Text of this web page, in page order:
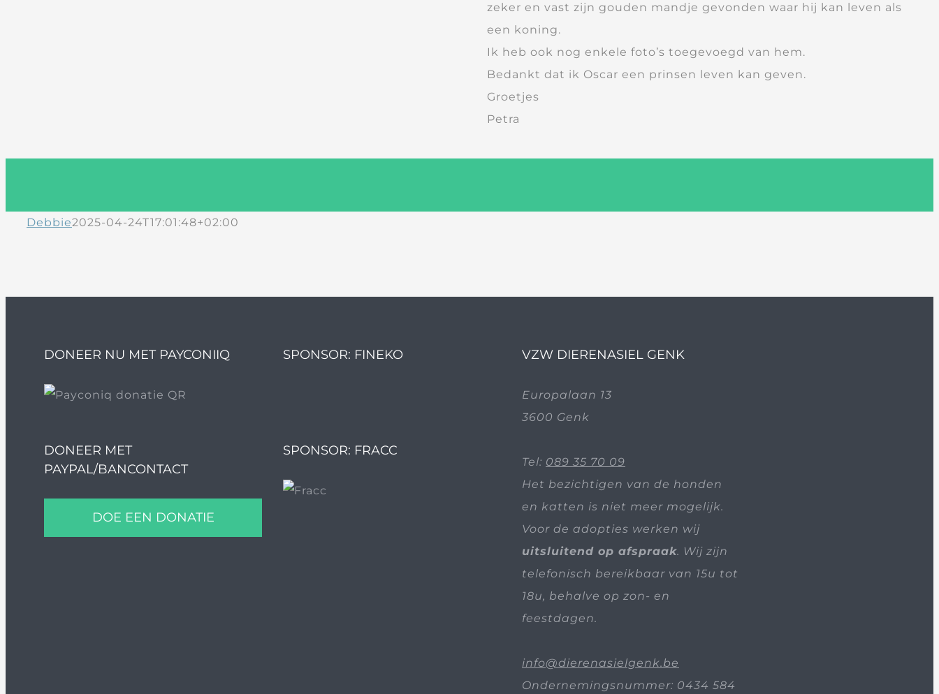
zeker en vast zijn gouden mandje gevonden waar hij kan leven als
een koning.
Ik heb ook nog enkele foto’s toegevoegd van hem.
Bedankt dat ik Oscar een prinsen leven kan geven.
Groetjes
Petra
Debbie2025-04-24T17:01:48+02:00
DONEER NU MET PAYCONIIQ
DONEER MET
PAYPAL/BANCONTACT
DOE EEN DONATIE
SPONSOR: FINEKO
SPONSOR: FRACC
VZW DIERENASIEL GENK
Europalaan 13
3600 Genk
Tel: 089 35 70 09
Het bezichtigen van de honden
en katten is niet meer mogelijk.
Voor de adopties werken wij
uitsluitend op afspraak. Wij zijn
telefonisch bereikbaar van 15u tot
18u, behalve op zon- en
feestdagen.
info@dierenasielgenk.be
Ondernemingsnummer: 0434 584